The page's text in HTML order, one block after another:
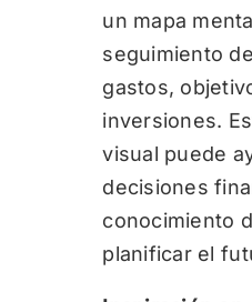
un mapa
seguimiento
gastos,
inversiones.
visual puede
decisiones
conocimiento
planificar el